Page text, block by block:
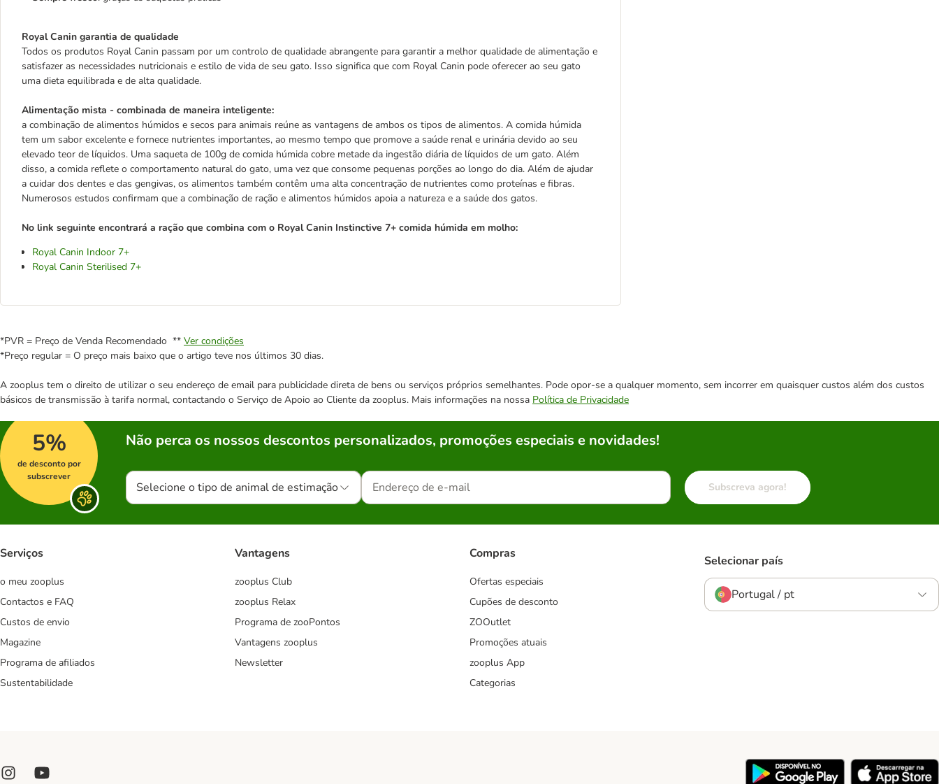
Royal Canin garantia de qualidade
Todos os produtos Royal Canin passam por um controlo de qualidade abrangente para garantir a melhor qualidade de alimentação e
satisfazer as necessidades nutricionais e estilo de vida de seu gato. Isso significa que com Royal Canin pode oferecer ao seu gato
uma dieta equilibrada e de alta qualidade.
Alimentação mista - combinada de maneira inteligente:
a combinação de alimentos húmidos e secos para animais reúne as vantagens de ambos os tipos de alimentos. A comida húmida
tem um sabor excelente e fornece nutrientes importantes, ao mesmo tempo que promove a saúde renal e urinária devido ao seu
elevado teor de líquidos. Uma saqueta de 100g de comida húmida cobre metade da ingestão diária de líquidos de um gato. Além
disso, a comida reflete o comportamento natural do gato, uma vez que consome pequenas porções ao longo do dia. Além de ajudar
a cuidar dos dentes e das gengivas, os alimentos também contêm uma alta concentração de nutrientes como proteínas e fibras.
Numerosos estudos confirmam que a combinação de ração e alimentos húmidos apoia a natureza e a saúde dos gatos.
No link seguinte encontrará a ração que combina com o Royal Canin Instinctive 7+ comida húmida em molho:
Royal Canin Indoor 7+
Royal Canin Sterilised 7+
*PVR = Preço de Venda Recomendado ** Ver condições
*Preço regular = O preço mais baixo que o artigo teve nos últimos 30 dias.
A zooplus tem o direito de utilizar o seu endereço de email para publicidade direta de bens ou serviços próprios semelhantes. Pode opor-se a qualquer momento, sem incorrer em quaisquer custos além dos custos
básicos de transmissão à tarifa normal, contactando o Serviço de Apoio ao Cliente da zooplus. Mais informações na nossa Política de Privacidade
5%
de desconto por
subscrever
Não perca os nossos descontos personalizados, promoções especiais e novidades!
Selecione o tipo de animal de estimação Subscreva agora!
Serviços
o meu zooplus
Contactos e FAQ
Custos de envio
Magazine
Programa de afiliados
Sustentabilidade
Vantagens
zooplus Club
zooplus Relax
Programa de zooPontos
Vantagens zooplus
Newsletter
Compras
Ofertas especiais
Cupões de desconto
ZOOutlet
Promoções atuais
zooplus App
Categorias
Selecionar país
Portugal / pt